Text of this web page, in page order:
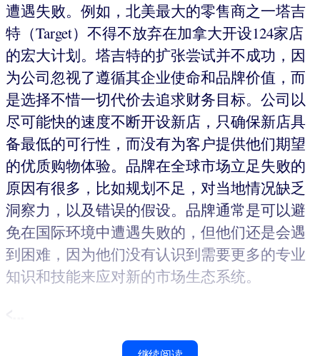
遭遇失败。例如，北美最大的零售商之一塔吉
特（Target）不得不放弃在加拿大开设124家店
的宏大计划。塔吉特的扩张尝试并不成功，因
为公司忽视了遵循其企业使命和品牌价值，而
是选择不惜一切代价去追求财务目标。公司以
尽可能快的速度不断开设新店，只确保新店具
备最低的可行性，而没有为客户提供他们期望
的优质购物体验。品牌在全球市场立足失败的
原因有很多，比如规划不足，对当地情况缺乏
洞察力，以及错误的假设。品牌通常是可以避
免在国际环境中遭遇失败的，但他们还是会遇
到困难，因为他们没有认识到需要更多的专业
知识和技能来应对新的市场生态系统。